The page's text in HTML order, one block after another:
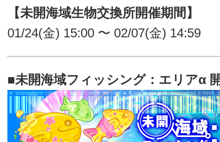
【未開海域生物交換所開催期間】
01/24(金) 15:00 〜 02/07(金) 14:59
■未開海域フィッシング：エリアα